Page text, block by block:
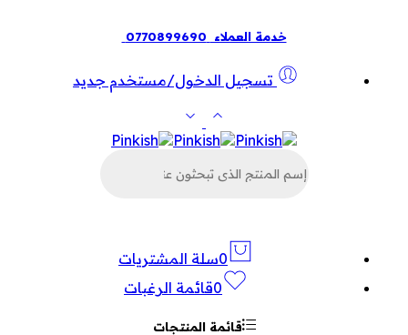
خدمة العملاء 0770899690
تسجيل الدخول/مستخدم جديد
عن
0سلة المشتريات
0قائمة الرغبات
قائمة المنتجات